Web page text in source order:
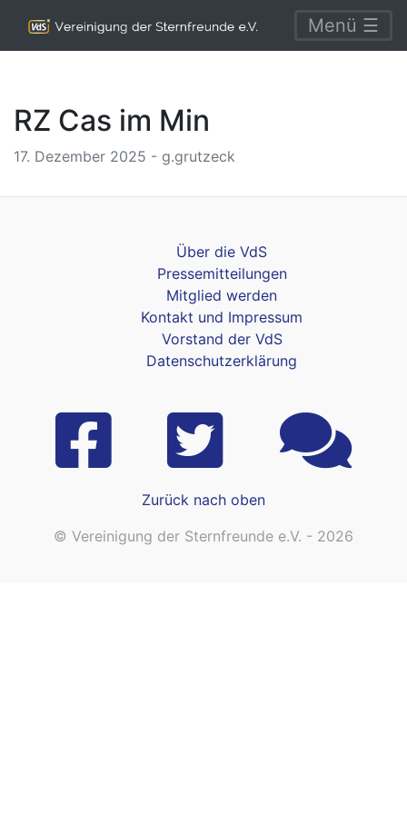
Menü ☰
RZ Cas im Min
17. Dezember 2025 - g.grutzeck
Über die VdS
Pressemitteilungen
Mitglied werden
Kontakt und Impressum
Vorstand der VdS
Datenschutzerklärung
Zurück nach oben
© Vereinigung der Sternfreunde e.V. - 2026